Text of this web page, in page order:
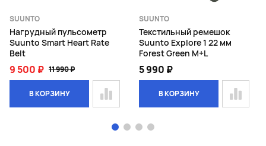
SUUNTO
Нагрудный пульсометр
Suunto Smart Heart Rate
Belt
9 500 ₽ 11 990 ₽
В КОРЗИНУ
SUUNTO
Текстильный ремешок
Suunto Explore 1 22 мм
Forest Green M+L
5 990 ₽
В КОРЗИНУ